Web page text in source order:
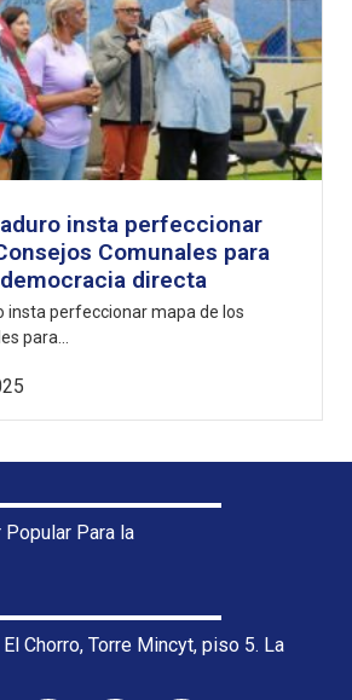
insta perfeccionar
Comunales para
directa
insta perfeccionar mapa de los
para...
Para la
Chorro, Torre Mincyt, piso 5. La